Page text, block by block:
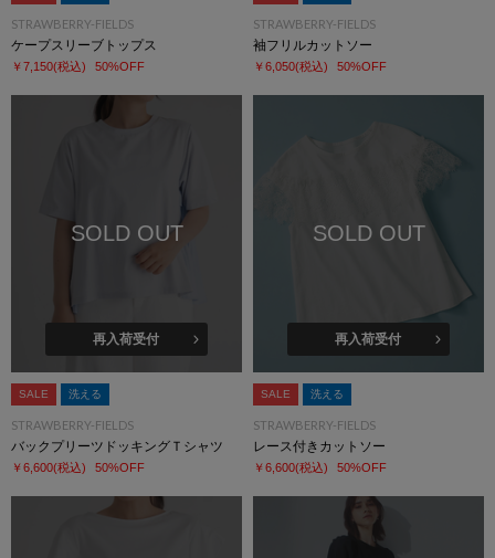
STRAWBERRY-FIELDS
ケープスリーブトップス
￥7,150(税込) 50%OFF
STRAWBERRY-FIELDS
袖フリルカットソー
￥6,050(税込) 50%OFF
SOLD OUT
再入荷受付
SALE 洗える
STRAWBERRY-FIELDS
バックプリーツドッキングＴシャツ
￥6,600(税込) 50%OFF
SOLD OUT
再入荷受付
SALE 洗える
STRAWBERRY-FIELDS
レース付きカットソー
￥6,600(税込) 50%OFF